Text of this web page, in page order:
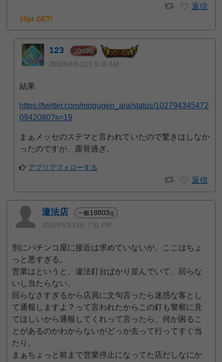
返信
10pt GET!
123 プロ3位
2018年8月11日 5:36 AM
結果
https://twitter.com/mogugen_ara/status/102794345472
0942080?s=19
まぁメッセのステマと言われていたので驚きはしなか
ったのですが、露骨過ぎ。
アプリでフォローする
返信
違法店 一般18803位
2018年5月13日 7:51 PM
別にパチンコ屋に接近は求めていないが、ここはちょ
っと悪すぎる。
営業はというと、違法釘台ばかり並んでいて、回らな
いし当たらない。
回らなさすぎるから店員に文句言ったら迷惑な客とし
て通報しますよ？って言われたからこの釘も警察に見
てほしいから通報してくれって言ったら、何か困るこ
とがあるのかわからないがどっか去って行ってすぐ当
たり。
まぁちょっと前まで営業停止になってた店だしなにか